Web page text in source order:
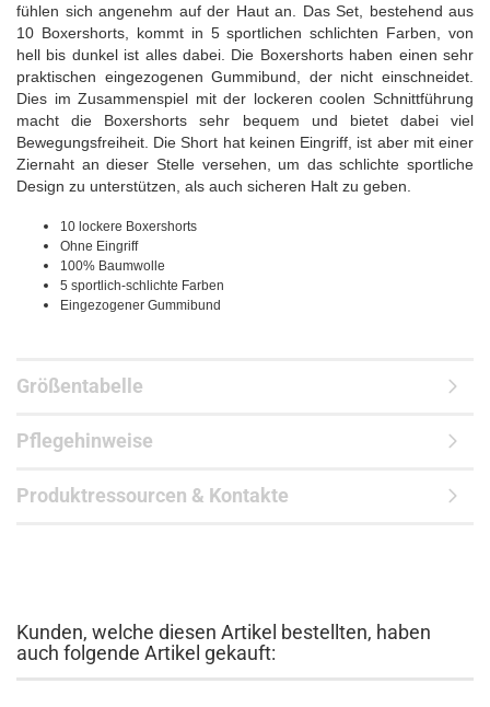
fühlen sich angenehm auf der Haut an. Das Set, bestehend aus
10 Boxershorts, kommt in 5 sportlichen schlichten Farben, von
hell bis dunkel ist alles dabei. Die Boxershorts haben einen sehr
praktischen eingezogenen Gummibund, der nicht einschneidet.
Dies im Zusammenspiel mit der lockeren coolen Schnittführung
macht die Boxershorts sehr bequem und bietet dabei viel
Bewegungsfreiheit. Die Short hat keinen Eingriff, ist aber mit einer
Ziernaht an dieser Stelle versehen, um das schlichte sportliche
Design zu unterstützen, als auch sicheren Halt zu geben.
10 lockere Boxershorts
Ohne Eingriff
100% Baumwolle
5 sportlich-schlichte Farben
Eingezogener Gummibund
Größentabelle
Pflegehinweise
Produktressourcen & Kontakte
Kunden, welche diesen Artikel bestellten, haben
auch folgende Artikel gekauft: